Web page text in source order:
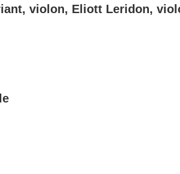
violon, Eliott Leridon,